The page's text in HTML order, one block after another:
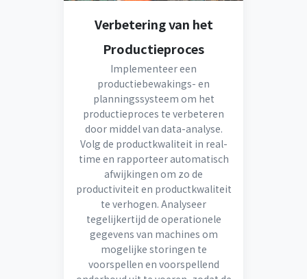
Verbetering van het
Productieproces
Implementeer een
productiebewakings- en
planningssysteem om het
productieproces te verbeteren
door middel van data-analyse.
Volg de productkwaliteit in real-
time en rapporteer automatisch
afwijkingen om zo de
productiviteit en productkwaliteit
te verhogen. Analyseer
tegelijkertijd de operationele
gegevens van machines om
mogelijke storingen te
voorspellen en voorspellend